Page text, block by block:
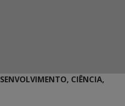
CIÊNCIA,